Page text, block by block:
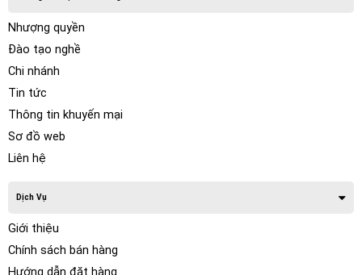
Nhượng quyền
Đào tạo nghề
Chi nhánh
Tin tức
Thông tin khuyến mại
Sơ đồ web
Liên hệ
Dịch Vụ
Giới thiệu
Chính sách bán hàng
Hướng dẫn đặt hàng